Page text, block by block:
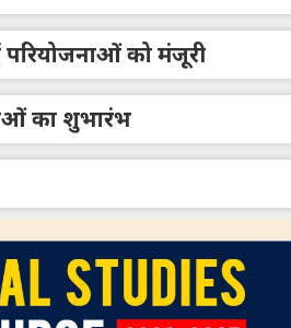
परियोजनाओं को मंजूरी
का शुभारंभ